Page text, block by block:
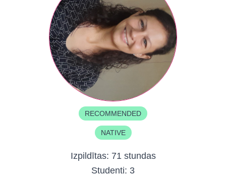
RECOMMENDED
NATIVE
Izpildītas: 71 stundas
Studenti: 3